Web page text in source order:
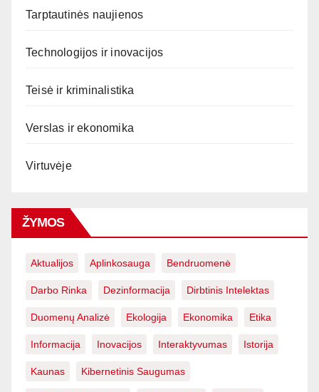
Tarptautinės naujienos
Technologijos ir inovacijos
Teisė ir kriminalistika
Verslas ir ekonomika
Virtuvėje
ŽYMOS
Aktualijos Aplinkosauga Bendruomenė
Darbo Rinka Dezinformacija Dirbtinis Intelektas
Duomenų Analizė Ekologija Ekonomika Etika
Informacija Inovacijos Interaktyvumas Istorija
Kaunas Kibernetinis Saugumas